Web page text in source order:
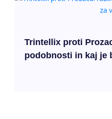
Trintellix proti
podobnosti in kaj je